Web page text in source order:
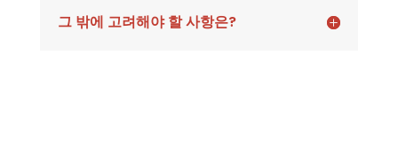
그 밖에 고려해야 할 사항은?